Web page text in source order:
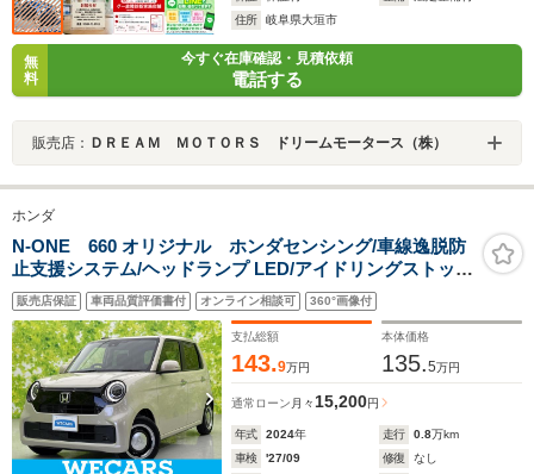
住所
岐阜県大垣市
無
料
今すぐ在庫確認・見積依頼
電話する
販売店： ＤＲＥＡＭ ＭＯＴＯＲＳ ドリームモータース（株）
ホンダ
N-ONE 660 オリジナル ホンダセンシング/車線逸脱防
止支援システム/ヘッドランプ LED/アイドリングストッ
プ/禁煙車/エンジンスタートボタン/Hondaスマートキー/
オートエアコン/オートライト
販売店保証 車両品質評価書付 オンライン相談可 360°画像付
支払総額
143.9万円
本体価格
135.5万円
通常ローン 月々15,200円
年式 2024年 走行 0.8万km
車検
'27/09 修復
なし